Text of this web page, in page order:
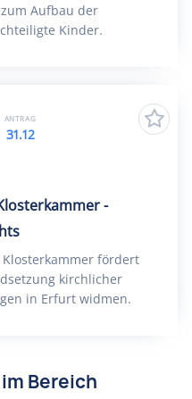
Aufbau der
Kinder.
-
fördert
kirchlicher
in Erfurt widmen.
ANTRAG
31.12
Bereich